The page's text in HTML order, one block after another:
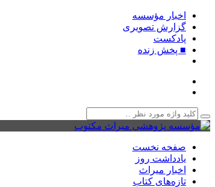
اخبار مؤسسه
گزارش تصویری
پادکست‌
■ پخش زنده
صفحه نخست
یادداشت روز
اخبار میراث
تازه‌های کتاب